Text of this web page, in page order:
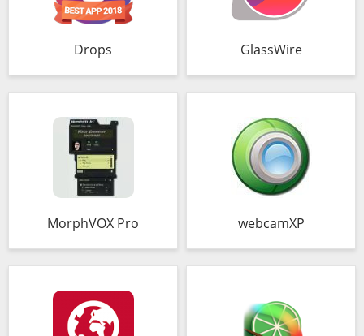
Drops GlassWire
MorphVOX Pro webcamXP